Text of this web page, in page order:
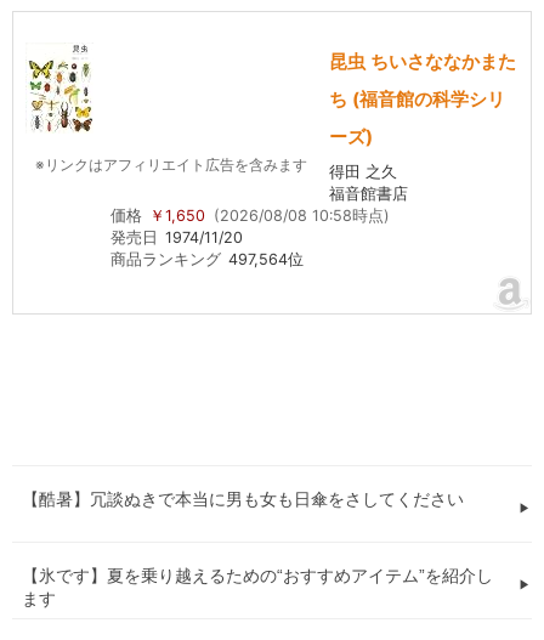
※リンクはアフィリエイト広告を含みます
昆虫 ちいさななかまた
ち (福音館の科学シリ
ーズ)
得田 之久
福音館書店
価格 ￥1,650 (2026/08/08 10:58時点)
発売日
1974/11/20
商品ランキング 497,564位
【酷暑】冗談ぬきで本当に男も女も日傘をさしてください
【氷です】夏を乗り越えるための“おすすめアイテム”を紹介し
ます